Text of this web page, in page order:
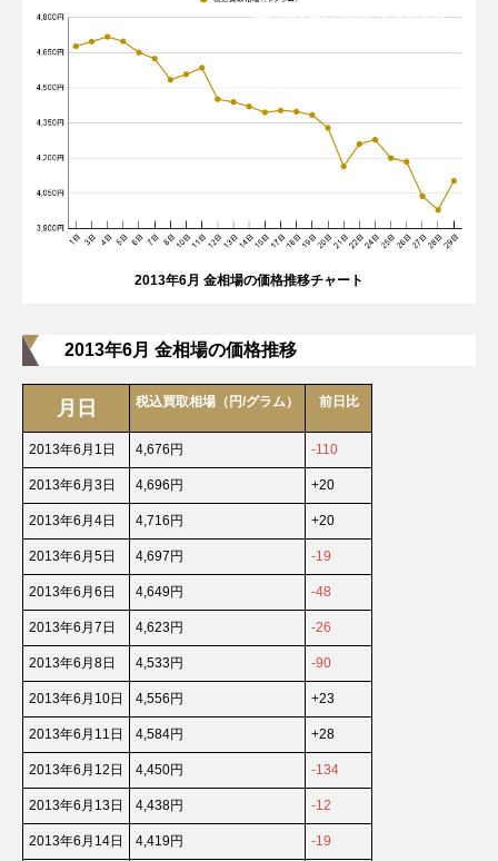
金相場の過去推移
2013年6月 金相場の価格推移チャート
2013年6月 金相場の価格推移
月日 税込買取相場（円/グラム） 前日比
2013年6月1日 4,676円 -110
2013年6月3日 4,696円 +20
2013年6月4日 4,716円 +20
2013年6月5日 4,697円 -19
2013年6月6日 4,649円 -48
2013年6月7日 4,623円 -26
2013年6月8日 4,533円 -90
2013年6月10日 4,556円 +23
2013年6月11日 4,584円 +28
2013年6月12日 4,450円 -134
2013年6月13日 4,438円 -12
2013年6月14日 4,419円 -19